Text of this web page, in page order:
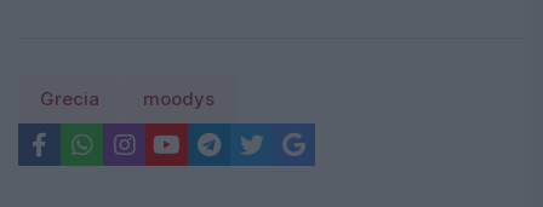
Grecia moodys